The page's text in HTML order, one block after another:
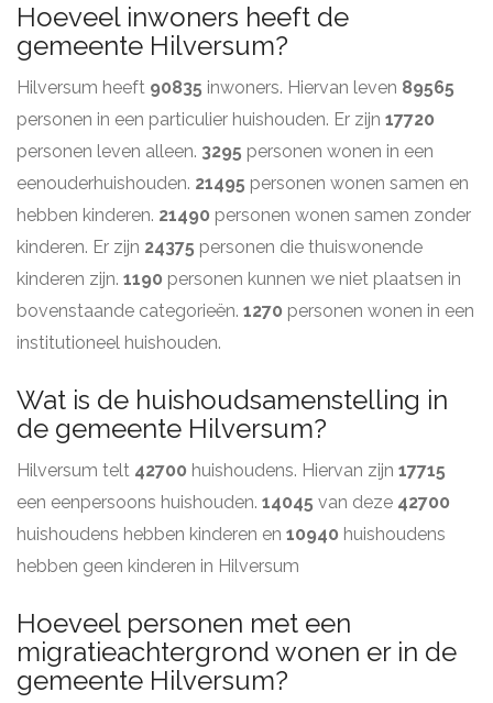
Hoeveel inwoners heeft de
gemeente Hilversum?
Hilversum heeft 90835 inwoners. Hiervan leven 89565
personen in een particulier huishouden. Er zijn 17720
personen leven alleen. 3295 personen wonen in een
eenouderhuishouden. 21495 personen wonen samen en
hebben kinderen. 21490 personen wonen samen zonder
kinderen. Er zijn 24375 personen die thuiswonende
kinderen zijn. 1190 personen kunnen we niet plaatsen in
bovenstaande categorieën. 1270 personen wonen in een
institutioneel huishouden.
Wat is de huishoudsamenstelling in
de gemeente Hilversum?
Hilversum telt 42700 huishoudens. Hiervan zijn 17715
een eenpersoons huishouden. 14045 van deze 42700
huishoudens hebben kinderen en 10940 huishoudens
hebben geen kinderen in Hilversum
Hoeveel personen met een
migratieachtergrond wonen er in de
gemeente Hilversum?